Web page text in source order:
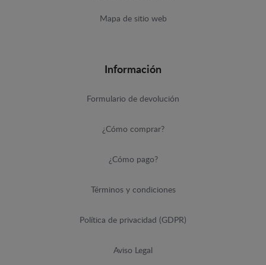
Mapa de sitio web
Información
Formulario de devolución
¿Cómo comprar?
¿Cómo pago?
Términos y condiciones
Política de privacidad (GDPR)
Aviso Legal